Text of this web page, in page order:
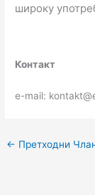
широку
Контакт
e-mail:
← Претходни